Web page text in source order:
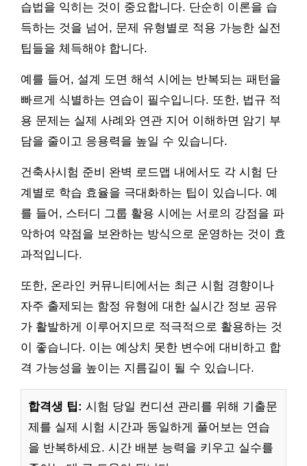
습법을 익히는 것이 중요합니다. 단순히 이론을 습
득하는 것을 넘어, 문제 유형별로 적용 가능한 실전
팁들을 체득해야 합니다.
예를 들어, 설계 도면 해석 시에는 반복되는 패턴을
빠르게 식별하는 연습이 필수입니다. 또한, 법규 적
용 문제는 실제 사례와 연관 지어 이해하면 암기 부
담을 줄이고 응용력을 높일 수 있습니다.
건축사시험 준비 완벽 로드맵 내에서도 각 시험 단
계별로 학습 효율을 극대화하는 팁이 있습니다. 예
를 들어, 스터디 그룹 활용 시에는 서로의 강점을 파
악하여 약점을 보완하는 방식으로 운영하는 것이 효
과적입니다.
또한, 온라인 커뮤니티에서는 최근 시험 경향이나
자주 출제되는 함정 유형에 대한 실시간 정보 공유
가 활발하게 이루어지므로 적극적으로 활용하는 것
이 좋습니다. 이는 예상치 못한 변수에 대비하고 합
격 가능성을 높이는 지름길이 될 수 있습니다.
합격생 팁: 시험 당일 컨디션 관리를 위해 기출문
제를 실제 시험 시간과 동일하게 풀어보는 연습
을 반복하세요. 시간 배분 능력을 키우고 실수를